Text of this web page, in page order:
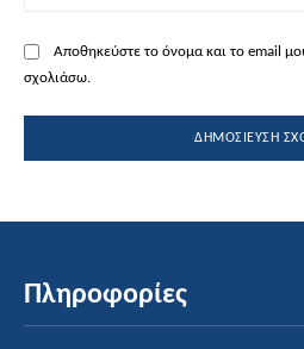
Αποθηκεύστε το όνομα και το email
σχολιάσω.
Πληροφορίες